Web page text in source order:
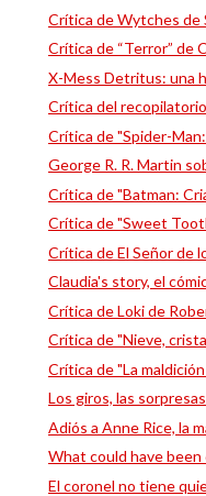
Crítica de Wytches de
Crítica de “Terror” de
X-Mess Detritus: una
Crítica del
Crítica de "Spider-
George R. R. Martin
Crítica de "Batman:
Crítica de "Sweet
Crítica de El Señor de
Claudia's story, el
Crítica de Loki de
Crítica de "Nieve,
Crítica de "La
Los giros, las
Adiós a Anne Rice, la
What could have been
El coronel no tiene